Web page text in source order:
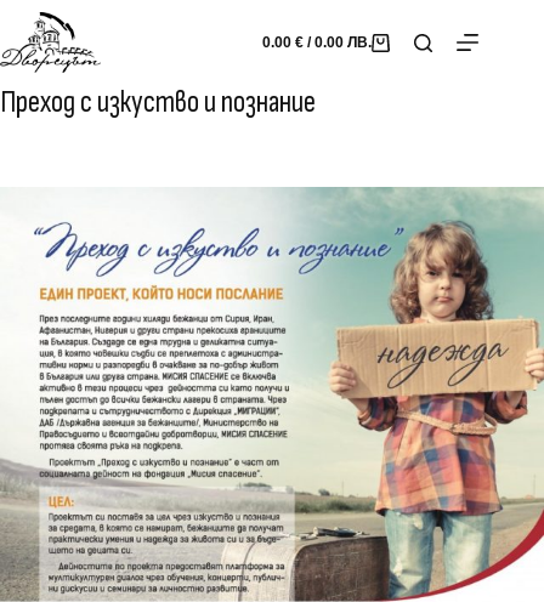
content
0.00€ / 0.00 ЛВ.
Преход с изкуство и познание